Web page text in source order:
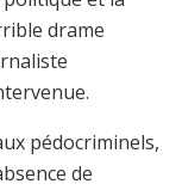
drame
pédocriminels,
de